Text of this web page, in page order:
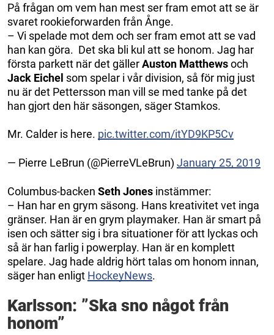
På frågan om vem han mest ser fram emot att se är
svaret rookieforwarden från Ånge.
– Vi spelade mot dem och ser fram emot att se vad
han kan göra. Det ska bli kul att se honom. Jag har
första parkett när det gällerAuston Matthewsoch
Jack Eichel som spelar i vår division, så för mig just
nu är det Pettersson man vill se med tanke på det
han gjort den här säsongen, säger Stamkos.
Mr. Calder is here. pic.twitter.com/itYD9KP5Cv
— Pierre LeBrun (@PierreVLeBrun) January 25, 2019
Columbus-backen Seth Jones instämmer:
– Han har en grym säsong. Hans kreativitet vet inga
gränser. Han är en grym playmaker. Han är smart på
isen och sätter sig i bra situationer för att lyckas och
så är han farlig i powerplay. Han är en komplett
spelare. Jag hade aldrig hört talas om honom innan,
säger han enligt HockeyNews.
Karlsson: ”Ska sno något från
honom”